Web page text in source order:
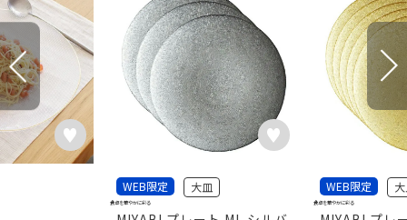
WEB限定 大皿
食卓を華やかに彩る
WEB限定
食卓を華やかに彩る